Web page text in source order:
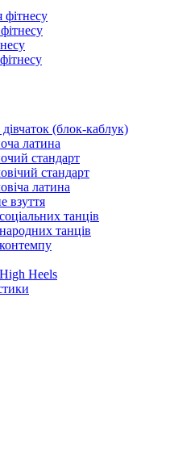
фітнесу
(блок-каблук)
латина
стандарт
стандарт
латина
взуття
танців
танців
Heels